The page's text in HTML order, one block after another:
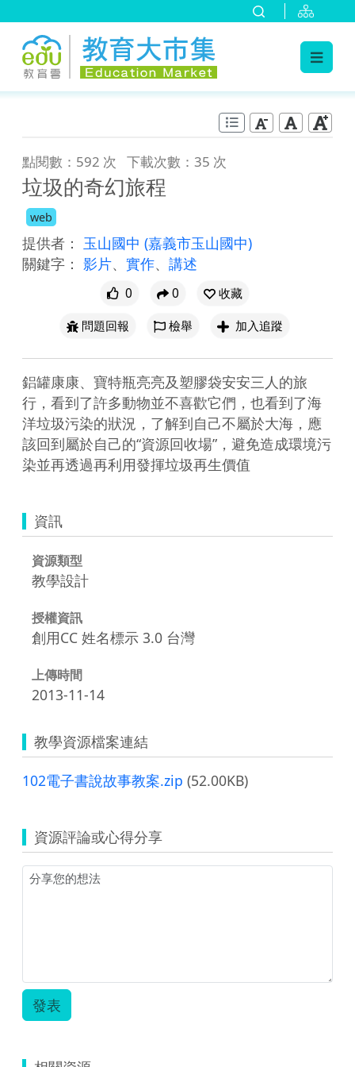
點閱數：592 次 下載次數：35 次
垃圾的奇幻旅程
web
提供者： 玉山國中 (嘉義市玉山國中)
關鍵字： 影片、 實作、 講述
0 0
收藏
問題回報
檢舉 加入追蹤
鋁罐康康、寶特瓶亮亮及塑膠袋安安三人的旅
行，看到了許多動物並不喜歡它們，也看到了海
洋垃圾污染的狀況，了解到自己不屬於大海，應
該回到屬於自己的“資源回收場”，避免造成環境污
染並再透過再利用發揮垃圾再生價值
資訊
資源類型
教學設計
授權資訊
創用CC 姓名標示 3.0 台灣
上傳時間
2013-11-14
教學資源檔案連結
102電子書說故事教案.zip (52.00KB)
資源評論或心得分享
發表